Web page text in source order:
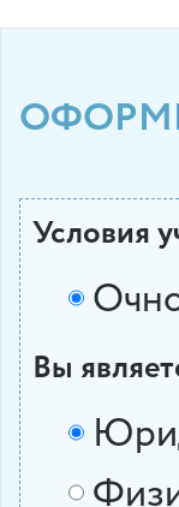
Условия
Вы